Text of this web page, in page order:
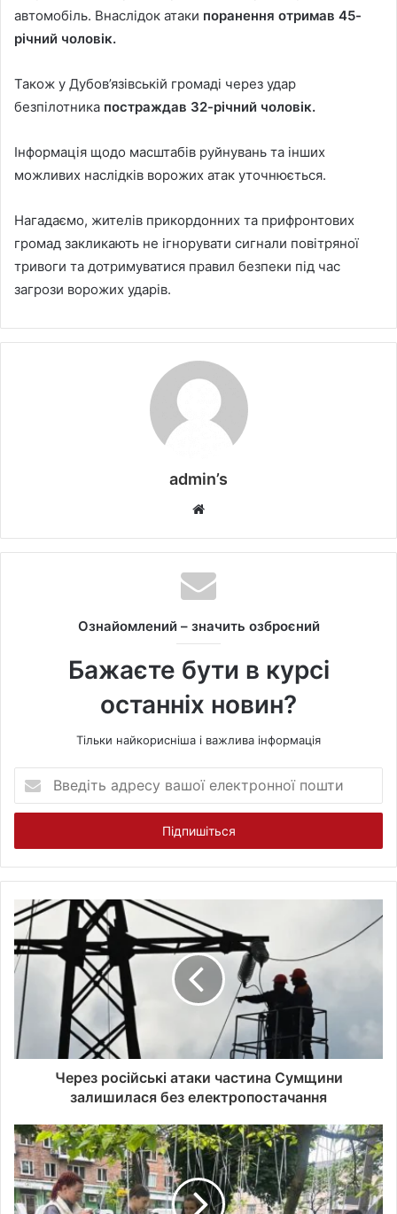
автомобіль. Внаслідок атаки поранення отримав 45-
річний чоловік.
Також у Дубов’язівській громаді через удар
безпілотника постраждав 32-річний чоловік.
Інформація щодо масштабів руйнувань та інших
можливих наслідків ворожих атак уточнюється.
Нагадаємо, жителів прикордонних та прифронтових
громад закликають не ігнорувати сигнали повітряної
тривоги та дотримуватися правил безпеки під час
загрози ворожих ударів.
admin’s
b
s
i
e
Ознайомлений – значить озброєний
Бажаєте бути в курсі
останніх новин?
Тільки найкорисніша і важлива інформація
е
і
т
д
р
е
в
а
ш
л
е
к
т
р
Через російські атаки частина Сумщини
залишилася без електропостачання